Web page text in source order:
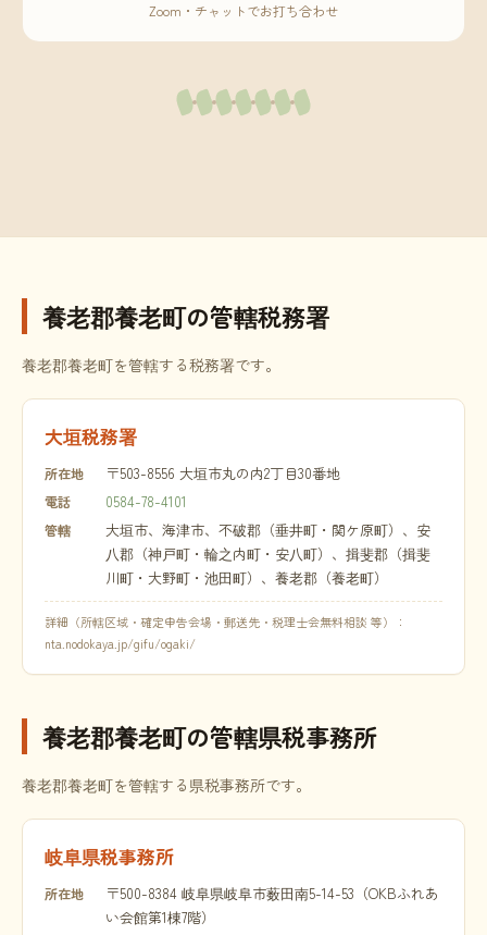
Zoom・チャットでお打ち合わせ
養老郡養老町の管轄税務署
養老郡養老町を管轄する税務署です。
大垣税務署
所在地 〒503-8556 大垣市丸の内2丁目30番地
電話 0584-78-4101
管轄
大垣市、海津市、不破郡（垂井町・関ケ原町）、安
八郡（神戸町・輪之内町・安八町）、揖斐郡（揖斐
川町・大野町・池田町）、養老郡（養老町）
詳細（所轄区域・確定申告会場・郵送先・税理士会無料相談 等）：
nta.nodokaya.jp/gifu/ogaki/
養老郡養老町の管轄県税事務所
養老郡養老町を管轄する県税事務所です。
岐阜県税事務所
所在地
〒500-8384 岐阜県岐阜市薮田南5-14-53（OKBふれあ
い会館第1棟7階）